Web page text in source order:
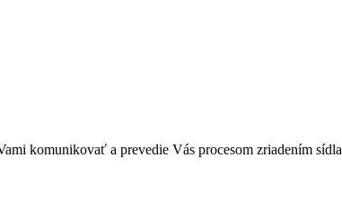
komunikovať a prevedie Vás procesom zriadením